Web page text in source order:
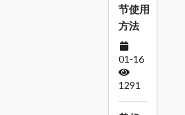
节使用
方法
01-16
1291